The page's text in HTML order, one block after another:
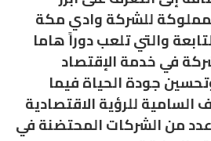
للشركة وادي مكة
والتي تلعب دوراً هاما
في خدمة الإقتصاد
جودة الحياة فيما
للرؤية الاقتصادية
عدد من الشركات المحتضنة في